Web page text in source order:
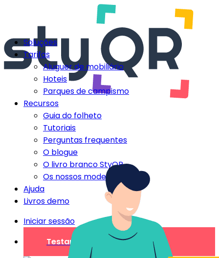
Soluções
Tarifas
Aluguer de mobiliário
Hoteis
Parques de campismo
Recursos
Guia do folheto
Tutoriais
Perguntas frequentes
O blogue
O livro branco StyQR
Os nossos modelos StyQR
Ajuda
Livros demo
Iniciar sessão
Testar gratuitamente